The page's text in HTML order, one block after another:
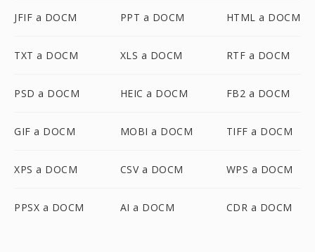
JFIF a DOCM PPT a DOCM HTML a DOCM
TXT a DOCM XLS a DOCM RTF a DOCM
PSD a DOCM HEIC a DOCM FB2 a DOCM
GIF a DOCM MOBI a DOCM TIFF a DOCM
XPS a DOCM CSV a DOCM WPS a DOCM
PPSX a DOCM AI a DOCM CDR a DOCM